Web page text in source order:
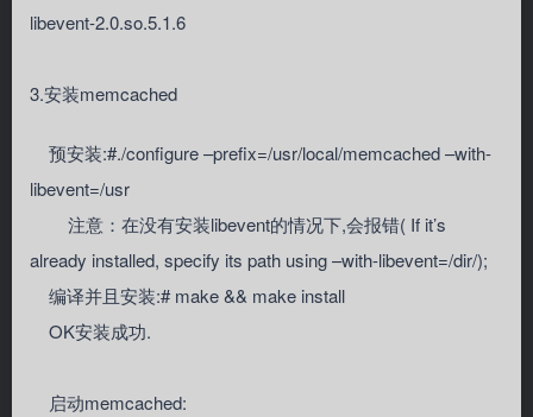
libevent-2.0.so.5.1.6
3.安装memcached
预安装:#./configure –prefix=/usr/local/memcached –with-
libevent=/usr
注意：在没有安装libevent的情况下,会报错( If it’s
already installed, specify its path using –with-libevent=/dir/);
编译并且安装:# make && make install
OK安装成功.
启动memcached: